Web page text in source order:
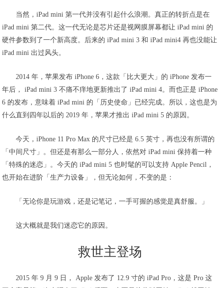
当然，iPad mini 第一代并没有引起什么浪潮。真正的转折点是在
iPad mini 第二代。这一代无论是芯片还是视网膜屏幕都让 iPad mini 的
硬件参数到了一个新高度。后来的 iPad mini 3 和 iPad mini4 再也没能让
iPad mini 出过风头。
2014 年，苹果发布 iPhone 6，这款「比大更大」的 iPhone 发布一
年后， iPad mini 3 不痛不痒地更新推出了 iPad mini 4。而也正是 iPhone
6 的发布，意味着 iPad mini 的「历史使命」已经完成。所以，这也是为
什么直到四年以后的 2019 年，苹果才推出 iPad mini 5 的原因。
今天，iPhone 11 Pro Max 的尺寸已经是 6.5 英寸，再也没有所谓的
「中间尺寸」。但还是有那么一部分人，依然对 iPad mini 保持着一种
「特殊的迷恋」。今天的 iPad mini 5 也时髦的可以支持 Apple Pencil，
也开始在进阶「生产力设备」，但无论如何，不变的是：
「无论你是玩游戏，还是记笔记，一手可握的感觉是真舒服。」
这大概就是我们迷恋它的原因。
救世主登场
2015 年 9 月 9 日， Apple 发布了 12.9 寸的 iPad Pro，这是 Pro 这